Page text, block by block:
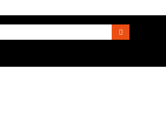
Search